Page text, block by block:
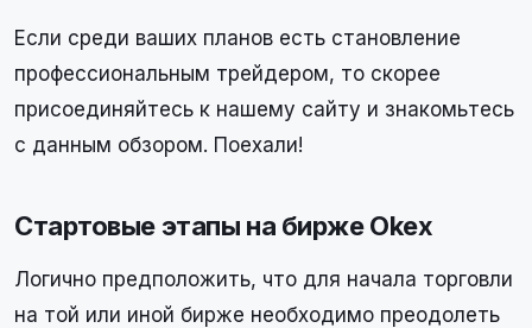
Если среди ваших планов есть становление
профессиональным трейдером, то скорее
присоединяйтесь к нашему сайту и знакомьтесь
с данным обзором. Поехали!
Стартовые этапы на бирже Okex
Логично предположить, что для начала торговли
на той или иной бирже необходимо преодолеть